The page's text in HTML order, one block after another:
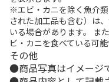
※エビ・カニを除く魚介
された加工品も含む）は
いる場合があります。 ま
ビ・カニを食べている可能
その他
商品写真はイメージ